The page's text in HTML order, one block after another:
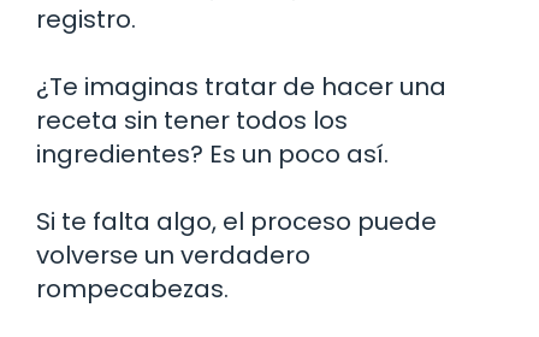
registro.
¿Te imaginas tratar de hacer una
receta sin tener todos los
ingredientes? Es un poco así.
Si te falta algo, el proceso puede
volverse un verdadero
rompecabezas.